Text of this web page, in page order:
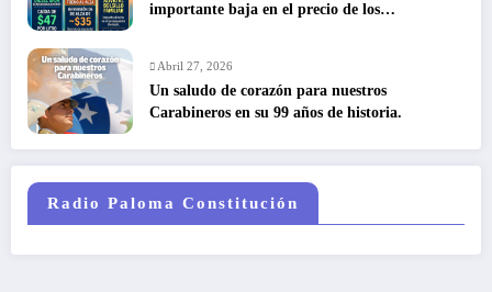
importante baja en el precio de los
Abril 27, 2026
Un saludo de corazón para nuestros
Carabineros en su 99 años de historia.
Radio Paloma Constitución